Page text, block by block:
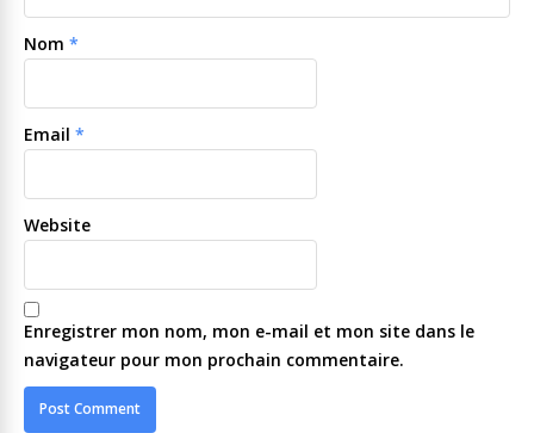
Nom *
Email *
Website
Enregistrer mon nom, mon e-mail et mon site dans le
navigateur pour mon prochain commentaire.